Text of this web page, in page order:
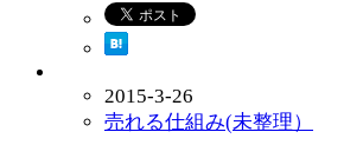
2015-3-26
売れる仕組み(未整理）